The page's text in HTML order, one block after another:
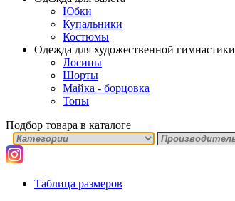
Юбки
Купальники
Костюмы
Одежда для художественной гимнастики
Лосины
Шорты
Майка - борцовка
Топы
Подбор товара в каталоге
Таблица размеров